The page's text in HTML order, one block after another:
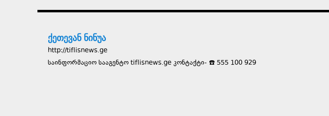
ქეთევან ნინუა
http://tiflisnews.ge
საინფორმაციო სააგენტო tiflisnews.ge კონტაქტი- ☎️ 555 100 929